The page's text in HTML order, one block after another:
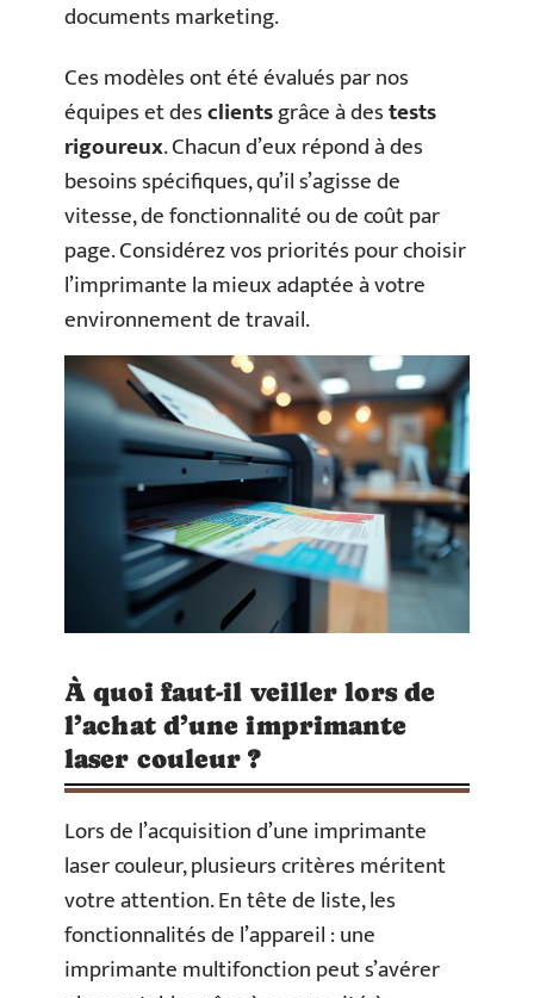
documents marketing.
Ces modèles ont été évalués par nos
équipes et desclientsgrâce à destests
rigoureux. Chacun d’eux répond à des
besoins spécifiques, qu’il s’agisse de
vitesse, de fonctionnalité ou de coût par
page. Considérez vos priorités pour choisir
l’imprimante la mieux adaptée à votre
environnement de travail.
À quoi faut-il veiller lors de
l’achat d’une imprimante
laser couleur ?
Lors de l’acquisition d’une imprimante
laser couleur, plusieurs critères méritent
votre attention. En tête de liste, les
fonctionnalités de l’appareil : une
imprimante multifonction peut s’avérer